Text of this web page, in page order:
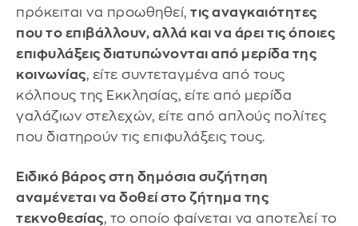
πρόκειται να προωθηθεί, τις αναγκαιότητες
που το επιβάλλουν, αλλά και να άρει τις όποιες
επιφυλάξεις διατυπώνονται από μερίδα της
κοινωνίας, είτε συντεταγμένα από τους
κόλπους της Εκκλησίας, είτε από μερίδα
γαλάζιων στελεχών, είτε από απλούς πολίτες
που διατηρούν τις επιφυλάξεις τους.
Ειδικό βάρος στη δημόσια συζήτηση
αναμένεται να δοθεί στο ζήτημα της
τεκνοθεσίας, το οποίο φαίνεται να αποτελεί το